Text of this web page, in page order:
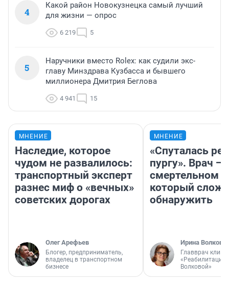
4
Какой район Новокузнецка самый лучший
для жизни — опрос
6 219 5
5
Наручники вместо Rolex: как судили экс-
главу Минздрава Кузбасса и бывшего
миллионера Дмитрия Беглова
4 941 15
МНЕНИЕ
Наследие, которое
чудом не развалилось:
транспортный эксперт
разнес миф о «вечных»
советских дорогах
Олег Арефьев
Блогер, предприниматель,
владелец в транспортном
бизнесе
МНЕНИЕ
«Спуталась
пургу». Врач —
смертельном
который
обнаружить
Ирина Волкова
Главврач
«Реабилитация
Волковой»